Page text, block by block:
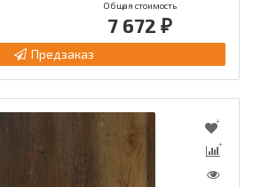
Общая стоимость
7 672 ₽
Предзаказ